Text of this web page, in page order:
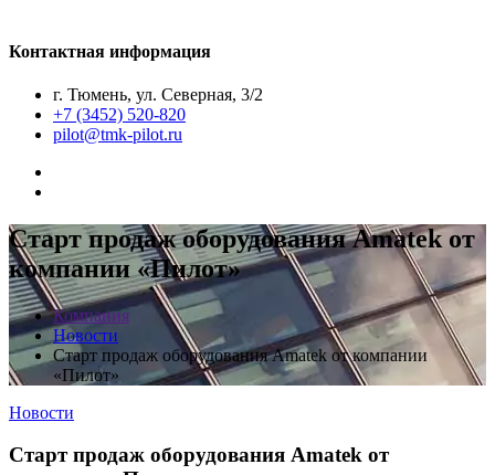
Контактная информация
г. Тюмень, ул. Северная, 3/2
+7 (3452) 520-820
pilot@tmk-pilot.ru
Старт продаж оборудования Amatek от
компании «Пилот»
Компания
Новости
Старт продаж оборудования Amatek от компании
«Пилот»
Новости
Старт продаж оборудования Amatek от